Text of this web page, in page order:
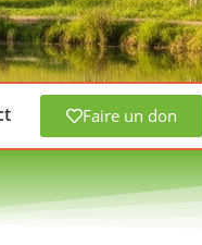
Faire un don